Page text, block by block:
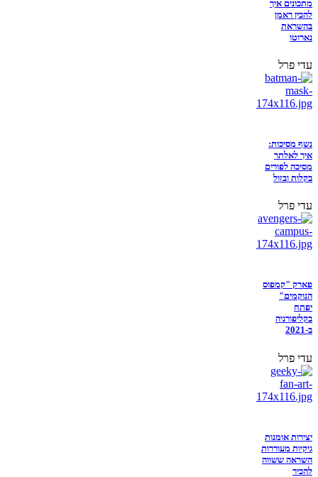
מתכונים איך
להכין ראמן
בהשראת
נארוטו
עדי פרל
נשף מסיכות:
איך לאלתר
מסיכה לפורים
בקלות ובזול
עדי פרל
פארק "קמפוס
הנוקמים"
יפתח
בקליפורניה
ב-2021
עדי פרל
יצירות אומנות
גיקיות מעוררות
השראה ששווה
להכיר